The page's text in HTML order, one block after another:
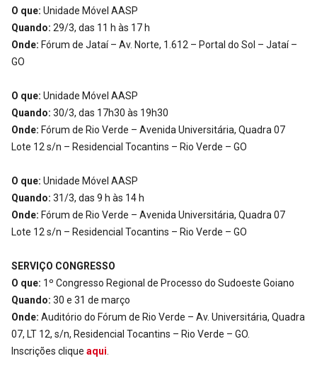
O que: Unidade Móvel AASP
Quando: 29/3, das 11 h às 17 h
Onde: Fórum de Jataí – Av. Norte, 1.612 – Portal do Sol – Jataí –
GO
O que: Unidade Móvel AASP
Quando: 30/3, das 17h30 às 19h30
Onde: Fórum de Rio Verde – Avenida Universitária, Quadra 07
Lote 12 s/n – Residencial Tocantins – Rio Verde – GO
O que: Unidade Móvel AASP
Quando: 31/3, das 9 h às 14 h
Onde: Fórum de Rio Verde – Avenida Universitária, Quadra 07
Lote 12 s/n – Residencial Tocantins – Rio Verde – GO
SERVIÇO CONGRESSO
O que: 1º Congresso Regional de Processo do Sudoeste Goiano
Quando: 30 e 31 de março
Onde: Auditório do Fórum de Rio Verde – Av. Universitária, Quadra
07, LT 12, s/n, Residencial Tocantins – Rio Verde – GO.
Inscrições clique aqui